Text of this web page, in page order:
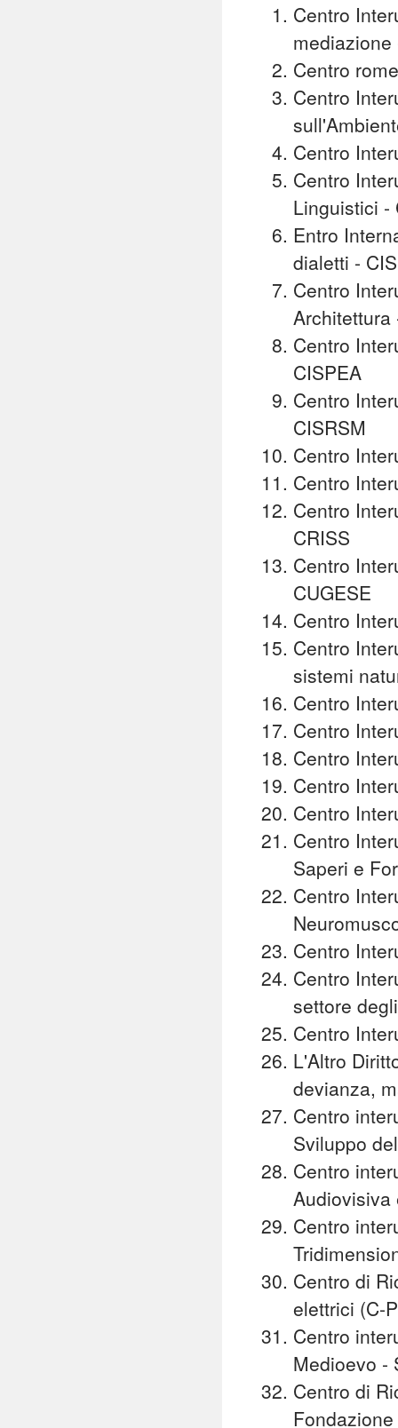
Centro
mediazione
Centro
Centro
Centro
Centro
Linguistici -
Entro
dialetti -
Centro
Architettura
Centro
CISPEA
Centro
CISRSM
Centro
Centro
Centro
CRISS
Centro
CUGESE
Centro
Centro
sistemi
Centro
Centro
Centro
Centro
Centro
Centro
Saperi e
Centro
Centro
Centro
settore
Centro
L'Altro
devianza,
Centro
Sviluppo
Centro
Audiovisiva
Centro
Centro di
elettrici (C-
Centro
Medioevo -
Centro di